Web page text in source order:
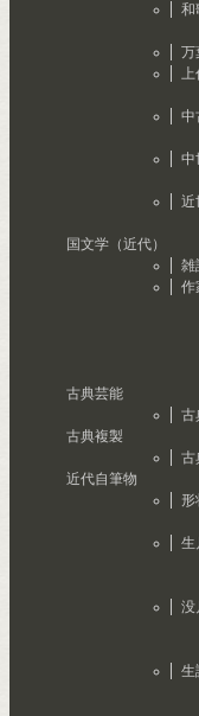
和
万
中
中
近
国文学（近代）
雑
作
古典芸能
古
古典複製
古
近代自筆物
形
生
没
生